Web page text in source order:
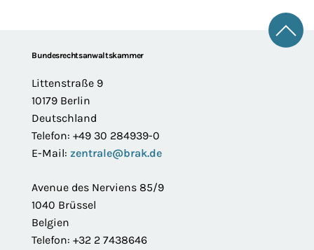
FooterBundesrechtsanwaltskammer
Littenstraße 9
10179 Berlin
Deutschland
Telefon: +49 30 284939-0
E-Mail: zentrale@brak.de
Avenue des Nerviens 85/9
1040 Brüssel
Belgien
Telefon: +32 2 7438646